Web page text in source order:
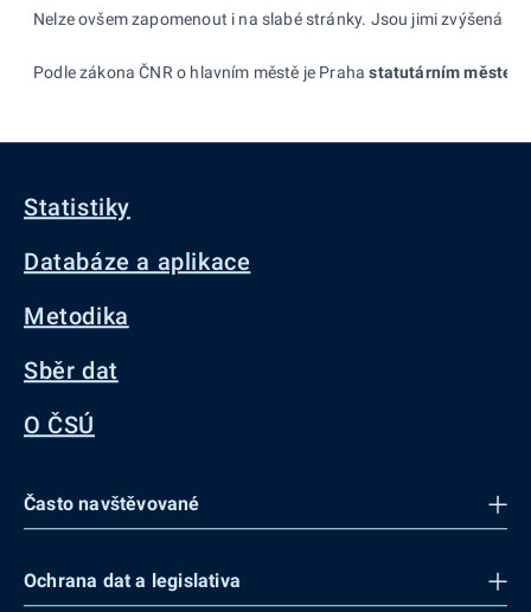
Nelze ovšem zapomenout i na slabé stránky. Jsou jimi zvýšená
Podle zákona ČNR o hlavním městě je Prahastatutárním městem.
Statistiky
Databáze a aplikace
Metodika
Sběr dat
O ČSÚ
Často navštěvované
Ochrana dat a legislativa